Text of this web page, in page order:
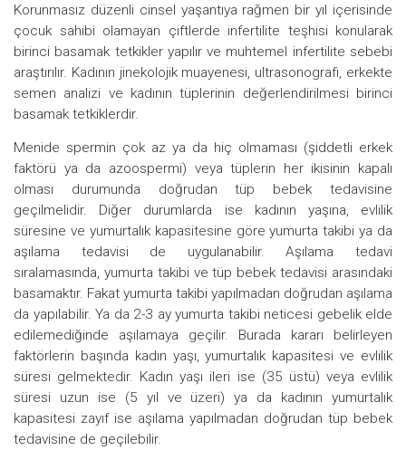
Korunmasız düzenli cinsel yaşantıya rağmen bir yıl içerisinde
çocuk sahibi olamayan çiftlerde infertilite teşhisi konularak
birinci basamak tetkikler yapılır ve muhtemel infertilite sebebi
araştırılır. Kadının jinekolojik muayenesi, ultrasonografi, erkekte
semen analizi ve kadının tüplerinin değerlendirilmesi birinci
basamak tetkiklerdir.
Menide spermin çok az ya da hiç olmaması (şiddetli erkek
faktörü ya da azoospermi) veya tüplerin her ikisinin kapalı
olması durumunda doğrudan tüp bebek tedavisine
geçilmelidir. Diğer durumlarda ise kadının yaşına, evlilik
süresine ve yumurtalık kapasitesine göre yumurta takibi ya da
aşılama tedavisi de uygulanabilir. Aşılama tedavi
sıralamasında, yumurta takibi ve tüp bebek tedavisi arasındaki
basamaktır. Fakat yumurta takibi yapılmadan doğrudan aşılama
da yapılabilir. Ya da 2-3 ay yumurta takibi neticesi gebelik elde
edilemediğinde aşılamaya geçilir. Burada kararı belirleyen
faktörlerin başında kadın yaşı, yumurtalık kapasitesi ve evlilik
süresi gelmektedir. Kadın yaşı ileri ise (35 üstü) veya evlilik
süresi uzun ise (5 yıl ve üzeri) ya da kadının yumurtalık
kapasitesi zayıf ise aşılama yapılmadan doğrudan tüp bebek
tedavisine de geçilebilir.